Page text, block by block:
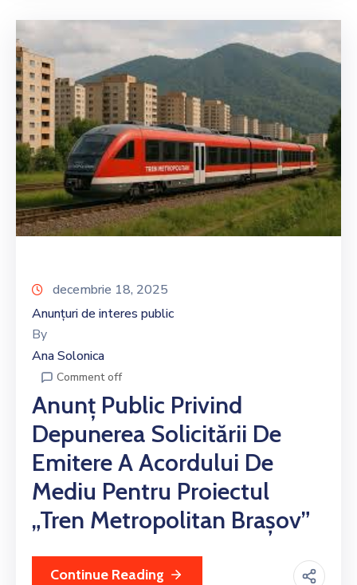
decembrie 18, 2025
Anunțuri de interes public
By
Ana Solonica
Comment off
Anunț Public Privind
Depunerea Solicitării De
Emitere A Acordului De
Mediu Pentru Proiectul
„Tren Metropolitan Brașov”
Continue Reading